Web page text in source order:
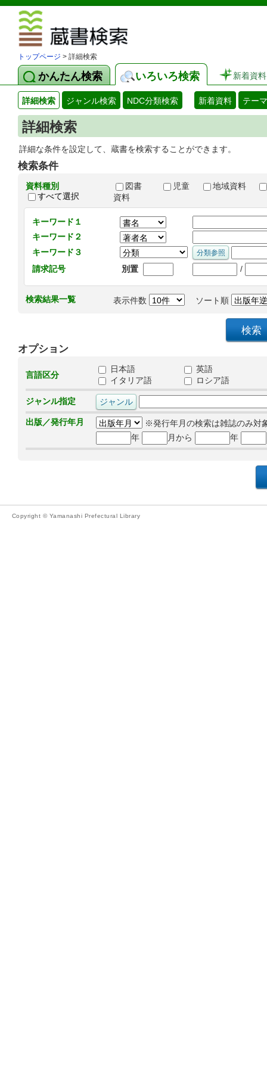
トップページ > 詳細検索
かんたん検索 いろいろ検索 新着資料
詳細検索 ジャンル検索 NDC分類検索 新着資料 テー
詳細検索
詳細な条件を設定して、蔵書を検索することができます。
検索条件
資料種別
すべて選択
図書 児童
地域資料
資料
キーワード１
キーワード２
キーワード３
請求記号
別置 /
検索結果一覧 表示件数 ソート順
オプション
言語区分
日本語
英語
イタリア語
ロシア語
ジャンル指定
出版／発行年月
※発行年月の検索は雑誌のみ対
年
月から 年
Copyright © Yamanashi Prefectural Library